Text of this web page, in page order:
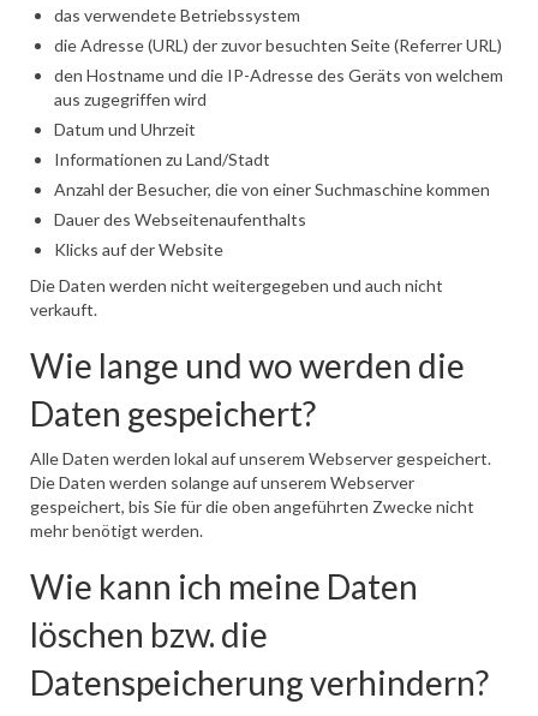
das verwendete Betriebssystem
die Adresse (URL) der zuvor besuchten Seite (Referrer URL)
den Hostname und die IP-Adresse des Geräts von welchem
aus zugegriffen wird
Datum und Uhrzeit
Informationen zu Land/Stadt
Anzahl der Besucher, die von einer Suchmaschine kommen
Dauer des Webseitenaufenthalts
Klicks auf der Website
Die Daten werden nicht weitergegeben und auch nicht
verkauft.
Wie lange und wo werden die
Daten gespeichert?
Alle Daten werden lokal auf unserem Webserver gespeichert.
Die Daten werden solange auf unserem Webserver
gespeichert, bis Sie für die oben angeführten Zwecke nicht
mehr benötigt werden.
Wie kann ich meine Daten
löschen bzw. die
Datenspeicherung verhindern?